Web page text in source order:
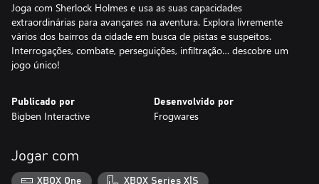
Joga com Sherlock Holmes e usa as suas capacidades
extraordinárias para avançares na aventura. Explora livremente
vários dos bairros da cidade em busca de pistas e suspeitos.
Interrogações, combate, perseguições, infiltração… descobre um
jogo único!
Publicado por
Bigben Interactive
Desenvolvido por
Frogwares
Jogar com
XBOX One XBOX Series X|S